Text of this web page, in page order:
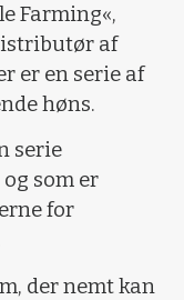
Farming«,
af
er en serie af
høns.
serie
som er
for
der nemt kan